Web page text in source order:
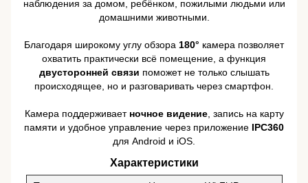
наблюдения за домом, ребёнком, пожилыми людьми или
домашними животными.
Благодаря широкому углу обзора 180° камера позволяет
охватить практически всё помещение, а функция
двусторонней связи поможет не только слышать
происходящее, но и разговаривать через смартфон.
Камера поддерживает ночное видение, запись на карту
памяти и удобное управление через приложение IPC360
для Android и iOS.
Характеристики